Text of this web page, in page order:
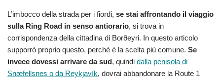
L’imbocco della strada per i fiordi, se stai affrontando il viaggio
sulla Ring Road in senso antiorario, si trova in
corrispondenza della cittadina di Borðeyri. In questo articolo
supporrò proprio questo, perché è la scelta più comune. Se
invece dovessi arrivare da sud, quindi dalla penisola di
Snæfellsnes o da Reykjavík, dovrai abbandonare la Route 1